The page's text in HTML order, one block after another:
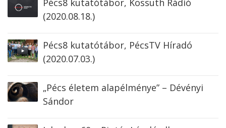
(2020.08.18.)
Pécs8 kutatótábor, PécsTV Híradó
(2020.07.03.)
„Pécs életem alapélménye” – Dévényi
Sándor